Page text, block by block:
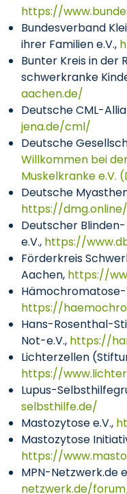
https://
Bundesverband
ihrer Familien e.V.,
Bunter Kreis in der
schwerkranke
aachen.de/
Deutsche CML-
jena.de/cml/
Deutsche
Willkommen bei
Muskelkranke e.V.
Deutsche
https://dmg.online/
Deutscher
e.V., https://
Förderkreis
Aachen, https://
Hämochromatose-
https://
Hans-Rosenthal-
Not-e.V., https://
Lichterzellen
https://
Lupus-
selbsthilfe.de/
Mastozytose e.V.,
Mastozytose
https://
MPN-Netzwerk.de
netzwerk.de/